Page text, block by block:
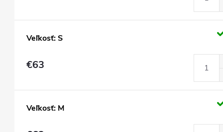
Veľkosť: S
€63
Veľkosť: M